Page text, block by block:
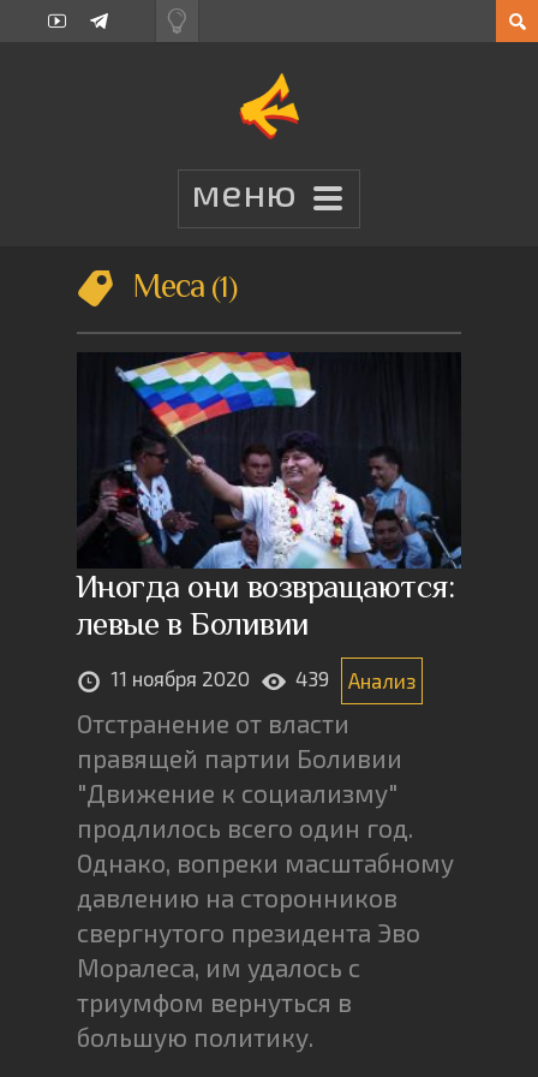
Меса 1
Иногда они возвращаются:
левые в Боливии
11 ноября 2020 439 Анализ
Отстранение от власти
правящей партии Боливии
"Движение к социализму"
продлилось всего один год.
Однако, вопреки масштабному
давлению на сторонников
свергнутого президента Эво
Моралеса, им удалось с
триумфом вернуться в
большую политику.